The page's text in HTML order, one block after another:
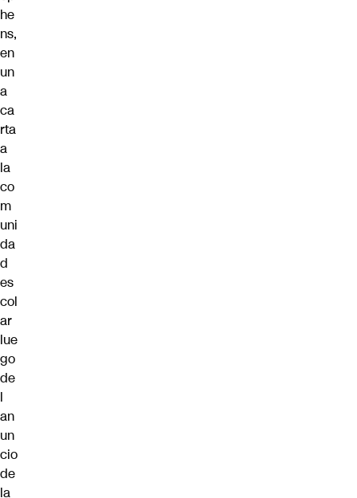
he
ns,
en
un
a
ca
rta
a
la
co
m
uni
da
d
es
col
ar
lue
go
de
l
an
un
cio
de
la